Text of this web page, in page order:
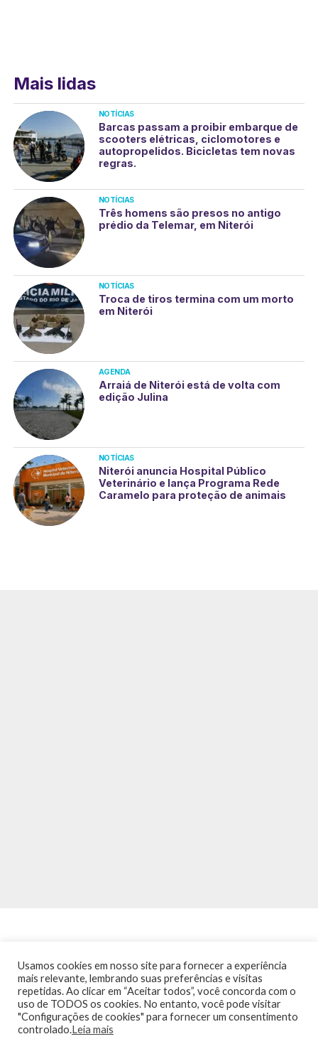
Mais lidas
NOTÍCIAS
Barcas passam a proibir embarque de
scooters elétricas, ciclomotores e
autopropelidos. Bicicletas tem novas
regras.
NOTÍCIAS
Três homens são presos no antigo
prédio da Telemar, em Niterói
NOTÍCIAS
Troca de tiros termina com um morto
em Niterói
AGENDA
Arraiá de Niterói está de volta com
edição Julina
NOTÍCIAS
Niterói anuncia Hospital Público
Veterinário e lança Programa Rede
Caramelo para proteção de animais
INÍCIO NOTÍCIAS AGENDA CONTATO
TRÂNSITO NA PONTE
TERMOS DE USO / POLÍTICA DE PRIVACIDADE
Usamos cookies em nosso site para fornecer a experiência
mais relevante, lembrando suas preferências e visitas
repetidas. Ao clicar em “Aceitar todos”, você concorda com o
uso de TODOS os cookies. No entanto, você pode visitar
"Configurações de cookies" para fornecer um consentimento
controlado.Leia mais